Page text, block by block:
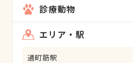
診療動物
エリア・駅
通町筋駅